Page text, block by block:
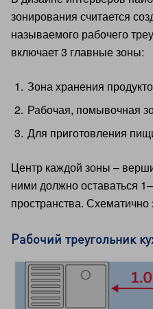
зонирования считается
называемого рабочего
включает 3 главные зоны:
Зона хранения
Рабочая, помывочная
Для приготовления
Центр каждой зоны –
ними должно оставаться
пространства. Схематично
Рабочий треугольник